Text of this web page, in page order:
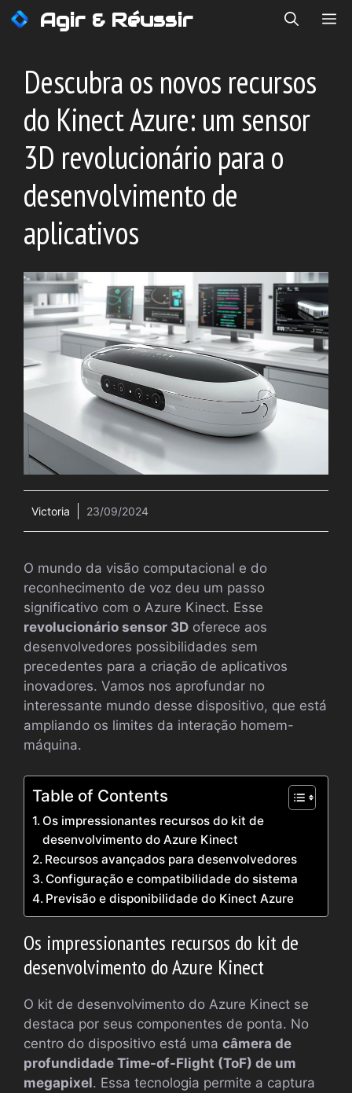
Saltar
para
conteúdo
Agir & Réussir
Descubra os novos recursos
do Kinect Azure: um sensor
3D revolucionário para o
desenvolvimento de
aplicativos
Victoria 23/09/2024
O mundo da visão computacional e do
reconhecimento de voz deu um passo
significativo com o Azure Kinect. Esse
revolucionário sensor 3D oferece aos
desenvolvedores possibilidades sem
precedentes para a criação de aplicativos
inovadores. Vamos nos aprofundar no
interessante mundo desse dispositivo, que está
ampliando os limites da interação homem-
máquina.
Table of Contents
Os impressionantes recursos do kit de
desenvolvimento do Azure Kinect
Recursos avançados para desenvolvedores
Configuração e compatibilidade do sistema
Previsão e disponibilidade do Kinect Azure
Os impressionantes recursos do kit de
desenvolvimento do Azure Kinect
O kit de desenvolvimento do Azure Kinect se
destaca por seus componentes de ponta. No
centro do dispositivo está uma câmera de
profundidade Time-of-Flight (ToF) de um
megapixel. Essa tecnologia permite a captura